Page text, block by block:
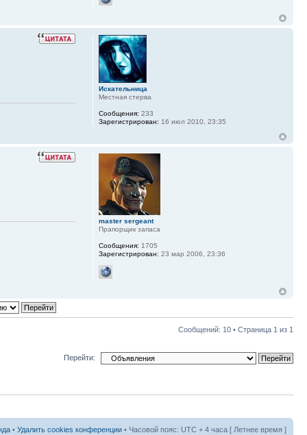
Искательница
Местная стерва
Сообщения: 233
Зарегистрирован: 16 июл 2010, 23:35
master sergeant
Прапорщик запаса
Сообщения: 1705
Зарегистрирован: 23 мар 2006, 23:36
Сообщений: 10 • Страница 1 из 1
Перейти:
• Удалить cookies конференции • Часовой пояс: UTC + 4 часа [ Летнее время ]